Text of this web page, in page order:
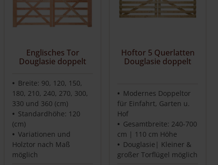
Englisches Tor
Douglasie doppelt
Breite: 90, 120, 150,
180, 210, 240, 270, 300,
330 und 360 (cm)
Standardhöhe: 120
(cm)
Variationen und
Holztor nach Maß
möglich
Hoftor 5 Querlatten
Douglasie doppelt
Modernes Doppeltor
für Einfahrt, Garten u.
Hof
Gesamtbreite: 240-700
cm | 110 cm Höhe
Douglasie| Kleiner &
großer Torflügel möglich